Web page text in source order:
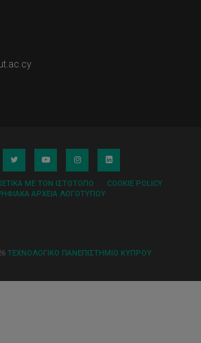
ΜΕ ΤΟΝ ΙΣΤΌΤΟΠΟ
COOKIE POLICY
ΑΡΧΕΊΑ ΛΟΓΌΤΥΠΟΥ
ΤΕΧΝΟΛΟΓΙΚΟ ΠΑΝΕΠΙΣΤΗΜΙΟ ΚΥΠΡΟΥ